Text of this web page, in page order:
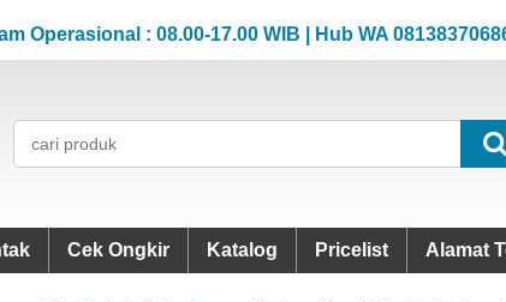
: 08.00-17.00 WIB | Hub WA 081383706862
Cek Ongkir Katalog Pricelist Alamat